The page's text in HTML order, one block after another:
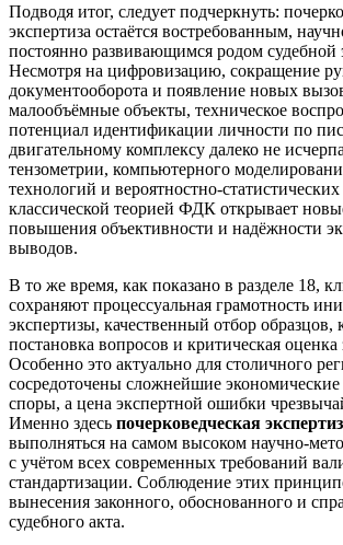
Подводя итог, следует подчеркнуть:
экспертиза остаётся востребованным,
постоянно развивающимся родом судебной
Несмотря на цифровизацию, сокращение
документооборота и появление новых
малообъёмные объекты, техническое
потенциал идентификации личности по
двигательному комплексу далеко не
тензометрии, компьютерного
технологий и вероятностно-
классической теорией ФДК открывает
повышения объективности и надёжности
выводов.
В то же время, как показано в разделе 18,
сохраняют процессуальная грамотность
экспертизы, качественный отбор образцов,
постановка вопросов и критическая
Особенно это актуально для столичного
сосредоточены сложнейшие
споры, а цена экспертной ошибки
Именно здесь почерковедческая
выполняться на самом высоком научно-
с учётом всех современных требований
стандартизации. Соблюдение этих
вынесения законного, обоснованного и
судебного акта.